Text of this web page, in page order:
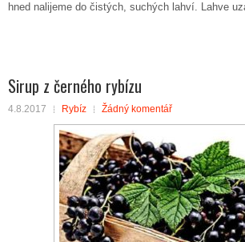
hned nalijeme do čistých, suchých lahví. Lahve
Sirup z černého rybízu
4.8.2017 Rybíz Žádný komentář